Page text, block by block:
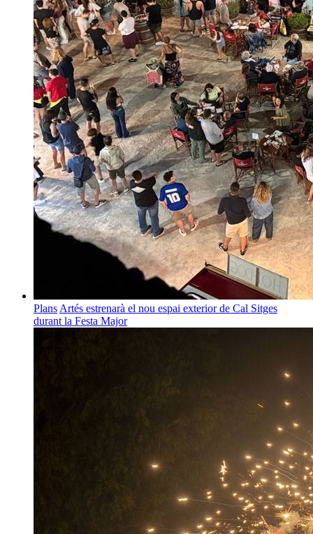
Plans Artés estrenarà el nou espai exterior de Cal Sitges
durant la Festa Major